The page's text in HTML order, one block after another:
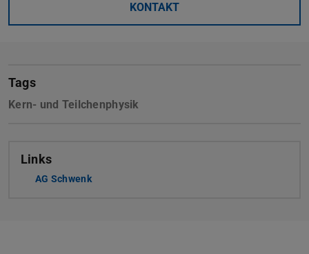
KONTAKT
Tags
Kern- und Teilchenphysik
Links
AG Schwenk(wird in neuem Tab geöffnet)